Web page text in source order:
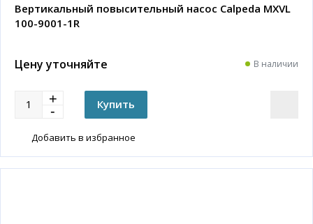
Вертикальный повысительный насос Calpeda MXVL
100-9001-1R
Цену уточняйте В наличии
Добавить в избранное